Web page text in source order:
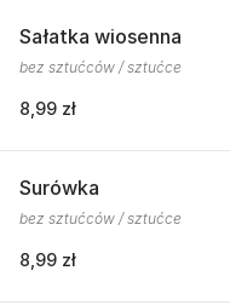
Sałatka wiosenna
bez sztućców / sztućce
8,99 zł
Surówka
bez sztućców / sztućce
8,99 zł